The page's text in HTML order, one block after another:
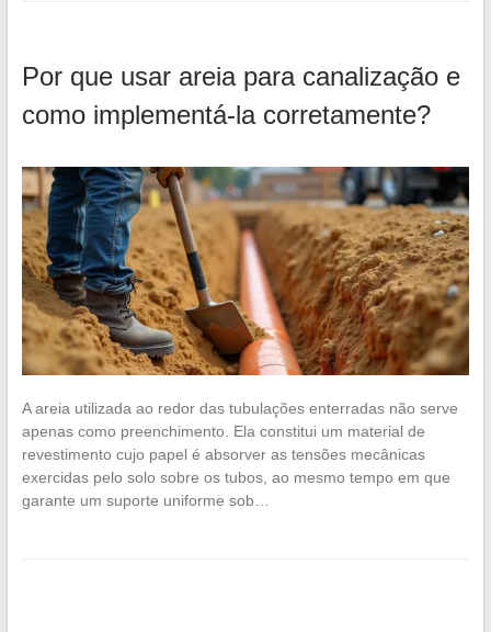
Por que usar areia para canalização e
como implementá-la corretamente?
A areia utilizada ao redor das tubulações enterradas não serve
apenas como preenchimento. Ela constitui um material de
revestimento cujo papel é absorver as tensões mecânicas
exercidas pelo solo sobre os tubos, ao mesmo tempo em que
garante um suporte uniforme sob…